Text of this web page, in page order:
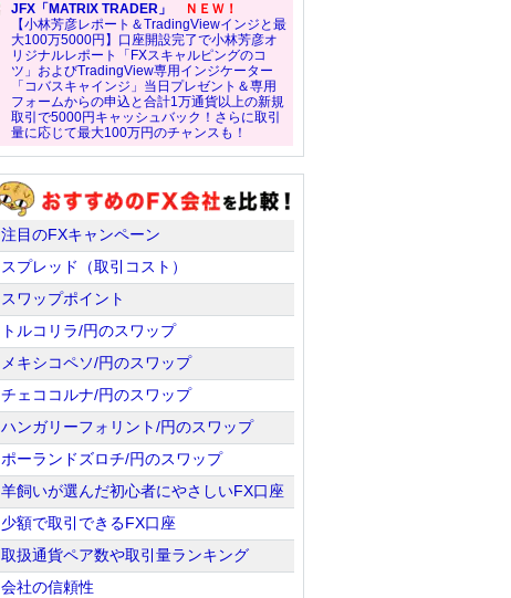
JFX「MATRIX TRADER」
ＮＥＷ！
【小林芳彦レポート＆TradingViewインジと最
大100万5000円】口座開設完了で小林芳彦オ
リジナルレポート「FXスキャルピングのコ
ツ」およびTradingView専用インジケーター
「コバスキャインジ」当日プレゼント＆専用
フォームからの申込と合計1万通貨以上の新規
取引で5000円キャッシュバック！さらに取引
量に応じて最大100万円のチャンスも！
注目のFXキャンペーン
スプレッド（取引コスト）
スワップポイント
トルコリラ/円のスワップ
メキシコペソ/円のスワップ
チェココルナ/円のスワップ
ハンガリーフォリント/円のスワップ
ポーランドズロチ/円のスワップ
羊飼いが選んだ初心者にやさしいFX口座
少額で取引できるFX口座
取扱通貨ペア数や取引量ランキング
会社の信頼性